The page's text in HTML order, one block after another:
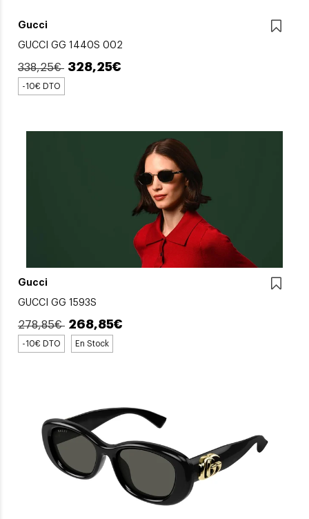
Gucci
GUCCI GG 1440S 002
338,25€ 328,25€
-10€ DTO
Gucci
GUCCI GG 1593S
278,85€ 268,85€
-10€ DTO En Stock